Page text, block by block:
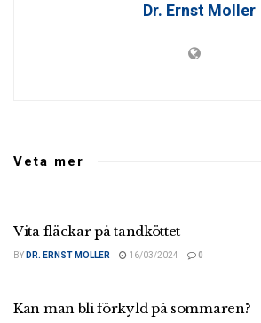
Dr. Ernst Moller
Veta mer
Vita fläckar på tandköttet
BY DR. ERNST MOLLER 16/03/2024 0
Kan man bli förkyld på sommaren?